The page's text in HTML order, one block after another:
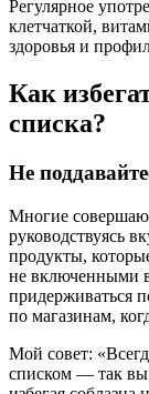
Регулярное
клетчаткой,
здоровья и
Как
списка?
Не
Многие
руководствуясь
продукты,
не включенными в
придерживаться
по магазинам,
Мой совет:
списком — так вы